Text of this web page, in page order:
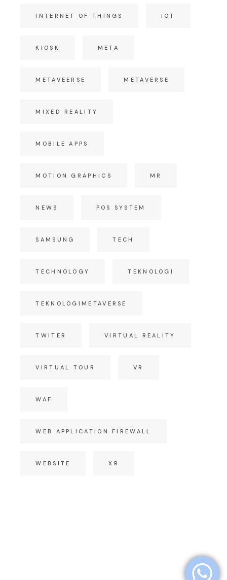
INTERNET OF THINGS IOT
KIOSK META
METAVEERSE METAVERSE
MIXED REALITY
MOBILE APPS
MOTION GRAPHICS MR
NEWS POS SYSTEM
SAMSUNG TECH
TECHNOLOGY TEKNOLOGI
TEKNOLOGIMETAVERSE
TWITER VIRTUAL REALITY
VIRTUAL TOUR VR
WAF
WEB APPLICATION FIREWALL
WEBSITE XR